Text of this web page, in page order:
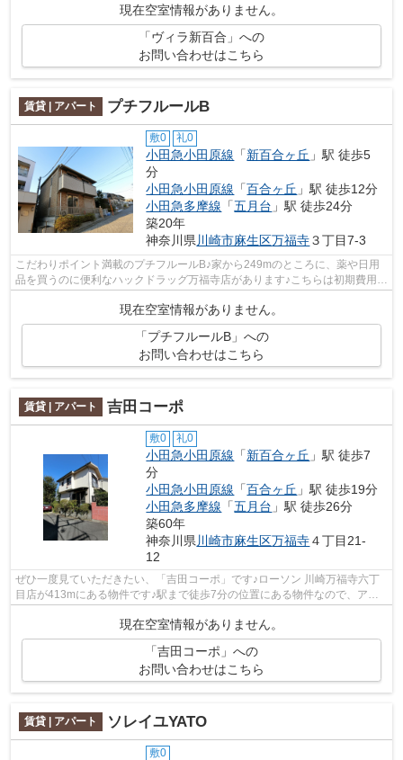
現在空室情報がありません。
「ヴィラ新百合」への
お問い合わせはこちら
賃貸 | アパート プチフルールB
敷0 礼0
小田急小田原線 「新百合ヶ丘 」駅 徒歩5
分
小田急小田原線 「百合ヶ丘 」駅 徒歩12分
小田急多摩線 「五月台 」駅 徒歩24分
築20年
神奈川県川崎市麻生区万福寺３丁目7-3
こだわりポイント満載のプチフルールB♪家から249mのところに、薬や日用
品を買うのに便利なハックドラッグ万福寺店があります♪こちらは初期費用を
現在空室情報がありません。
「プチフルールB」への
お問い合わせはこちら
賃貸 | アパート 吉田コーポ
敷0 礼0
小田急小田原線 「新百合ヶ丘 」駅 徒歩7
分
小田急小田原線 「百合ヶ丘 」駅 徒歩19分
小田急多摩線 「五月台 」駅 徒歩26分
築60年
神奈川県 川崎市麻生区万福寺４丁目21-
12
ぜひ一度見ていただきたい、「吉田コーポ」です♪ローソン 川崎万福寺六丁
目店が413mにある物件です♪駅まで徒歩7分の位置にある物件なので、アク
現在空室情報がありません。
「吉田コーポ」への
お問い合わせはこちら
賃貸 | アパート ソレイユYATO
敷0